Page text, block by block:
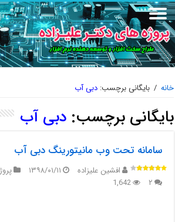
خانه / بایگانی برچسب:دبی آب
بایگانی برچسب:دبی آب
سامانه تحت وب مانیتورینگ دبی آب
افشین علیزاده ۱۳۹۸/۰۱/۱۱
۲
1,642